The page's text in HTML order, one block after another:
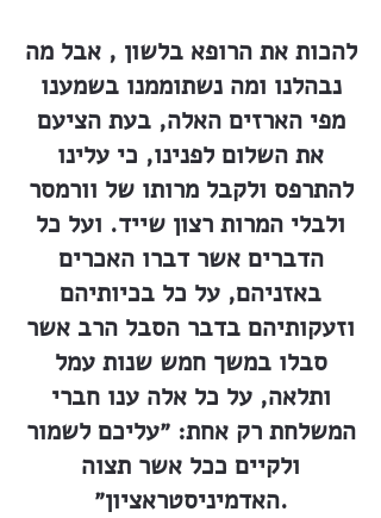
להכות את הרופא בלשון , אבל מה
נבהלנו ומה נשתוממנו בשמענו
מפי הארזים האלה, בעת הציעם
את השלום לפנינו, כי עלינו
להתרפס ולקבל מרותו של וורמסר
ולבלי המרות רצון שייד. ועל כל
הדברים אשר דברו האכרים
באזניהם, על כל בכיותיהם
וזעקותיהם בדבר הסבל הרב אשר
סבלו במשך חמש שנות עמל
ותלאה, על כל אלה ענו חברי
המשלחת רק אחת: ״עליכם לשמור
ולקיים ככל אשר תצוה
האדמיניסטראציון״.